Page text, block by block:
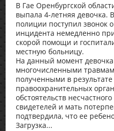
В Гае Оренбургской
выпала 4-летняя девочка.
полиции поступил звонок
инцидента немедленно
скорой помощи и
местную больницу.
На данный момент
многочисленными
полученными в
правоохранительных
обстоятельств
свидетелей и мать
подтвердила, что ее
Загрузка...